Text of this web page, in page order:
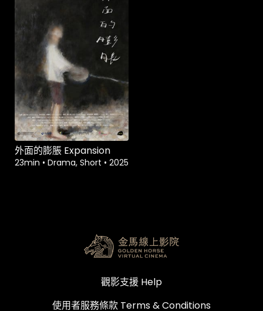
外面的膨脹 Expansion
23min • Drama, Short • 2025
觀影支援 Help
使用者服務條款 Terms & Conditions